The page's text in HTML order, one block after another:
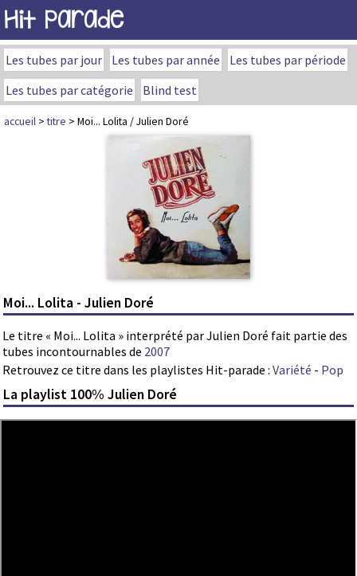
Hit Parade
Les tubes par jour Les tubes par année
Les tubes par période
Les tubes par catégorie
Blind test
accueil >titre > Moi... Lolita / Julien Doré
Moi... Lolita - Julien Doré
Le titre « Moi... Lolita » interprété par Julien Doré fait partie des
tubes incontournables de 2007
Retrouvez ce titre dans les playlistes Hit-parade : Variété - Pop
La playlist 100% Julien Doré